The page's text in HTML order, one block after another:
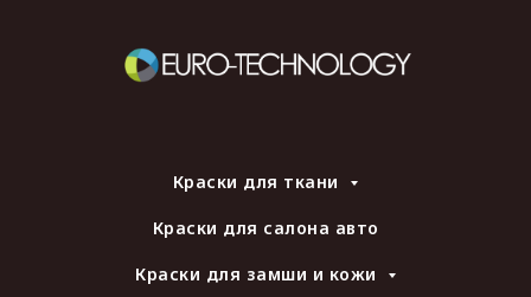
Краски для ткани
Краски для салона авто
Краски для замши и кожи